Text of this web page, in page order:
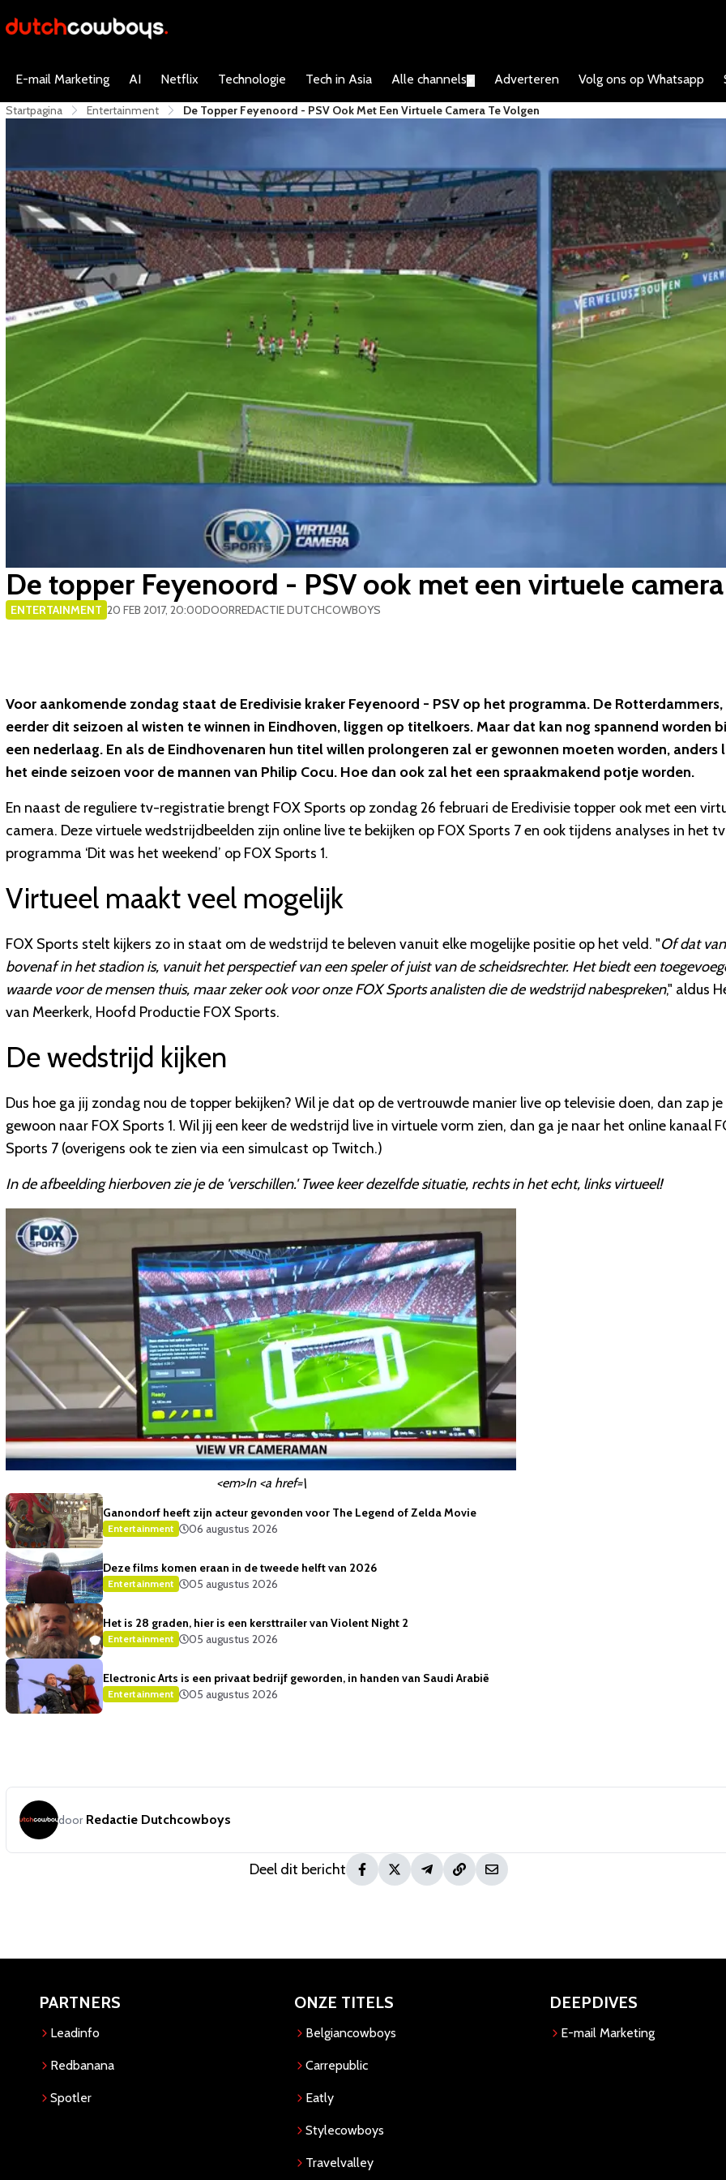
E-mail Marketing AI Netflix Technologie Tech in Asia Alle channels Adverteren Volg ons op Whatsapp
Startpagina Entertainment De Topper Feyenoord - PSV Ook Met Een Virtuele Camera Te Volgen
De topper Feyenoord - PSV ook met een virtuele
ENTERTAINMENT 20 FEB 2017, 20:00DOORREDACTIE DUTCHCOWBOYS
Voor aankomende zondag staat de Eredivisie kraker Feyenoord - PSV op het programma. De Rotterdammers,
eerder dit seizoen al wisten te winnen in Eindhoven, liggen op titelkoers. Maar dat kan nog spannend worden
een nederlaag. En als de Eindhovenaren hun titel willen prolongeren zal er gewonnen moeten worden, anders
het einde seizoen voor de mannen van Philip Cocu. Hoe dan ook zal het een spraakmakend potje worden.
En naast de reguliere tv-registratie brengt FOX Sports op zondag 26 februari de Eredivisie topper ook met een
camera. Deze virtuele wedstrijdbeelden zijn online live te bekijken op FOX Sports 7 en ook tijdens analyses in het
programma ‘Dit was het weekend’ op FOX Sports 1.
Virtueel maakt veel mogelijk
FOX Sports stelt kijkers zo in staat om de wedstrijd te beleven vanuit elke mogelijke positie op het veld. "Of dat van
bovenaf in het stadion is, vanuit het perspectief van een speler of juist van de scheidsrechter. Hetbiedt een
waarde voor de mensen thuis, maar zeker ook voor onze FOX Sports analisten die de wedstrijd nabespreken," aldus
van Meerkerk, Hoofd Productie FOX Sports.
De wedstrijd kijken
Dus hoe ga jij zondag nou de topper bekijken? Wil je dat op de vertrouwde manier live op televisie doen, dan zap je
gewoon naar FOX Sports 1. Wil jij een keer de wedstrijd live in virtuele vorm zien, dan ga je naar het online kanaal
Sports 7 (overigens ook te zien via een simulcast op Twitch.)
In de afbeelding hierboven zie je de 'verschillen.' Twee keer dezelfde situatie, rechts in het echt, links virtueel!
<em>In <a href=\
Ganondorf heeft zijn acteur gevonden voor The Legend of Zelda Movie
Entertainment 06 augustus 2026
Deze films komen eraan in de tweede helft van 2026
Entertainment 05 augustus 2026
Het is 28 graden, hier is een kersttrailer van Violent Night 2
Entertainment 05 augustus 2026
Electronic Arts is een privaat bedrijf geworden, in handen van Saudi Arabië
Entertainment 05 augustus 2026
door Redactie Dutchcowboys
Deel dit bericht
PARTNERS
Leadinfo
Redbanana
Spotler
ONZE TITELS
Belgiancowboys
Carrepublic
Eatly
Stylecowboys
Travelvalley
DEEPDIVES
E-mail Marketing